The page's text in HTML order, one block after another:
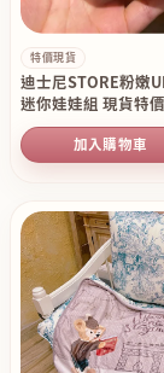
特價現貨
迪士尼STORE粉嫩
迷你娃娃組 現貨特
加入購物車